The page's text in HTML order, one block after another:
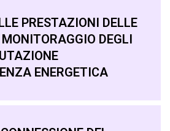
PRESTAZIONI DELLE
DEGLI
ENERGETICA